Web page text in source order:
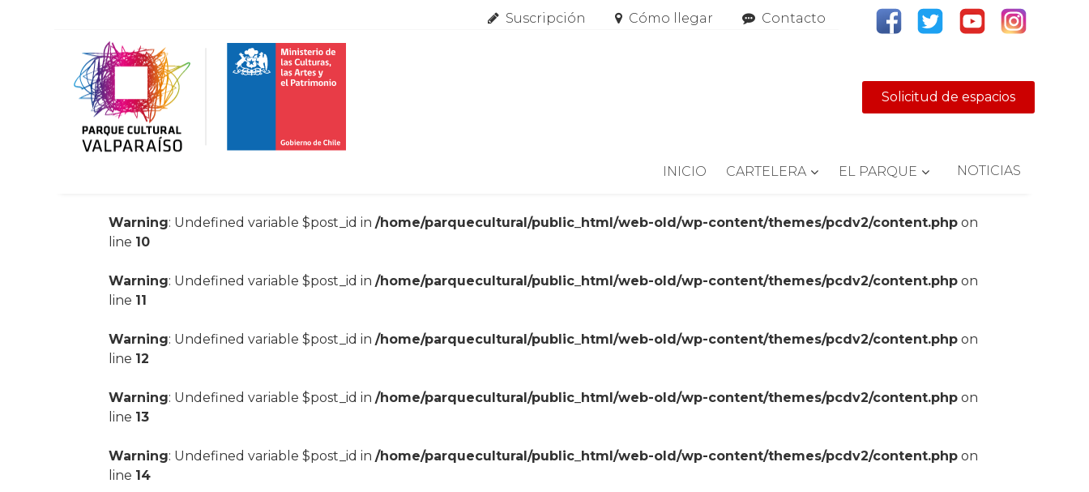
Suscripción Cómo llegar Contacto
Solicitud de espacios
INICIO CARTELERA EL PARQUE NOTICIAS
Warning: Undefined variable $post_id in/home/parquecultural/public_html/web-old/wp-content/themes/pcdv2/content.php on
line 10
Warning: Undefined variable $post_id in/home/parquecultural/public_html/web-old/wp-content/themes/pcdv2/content.php on
line 11
Warning: Undefined variable $post_id in/home/parquecultural/public_html/web-old/wp-content/themes/pcdv2/content.php on
line 12
Warning: Undefined variable $post_id in/home/parquecultural/public_html/web-old/wp-content/themes/pcdv2/content.php on
line 13
Warning: Undefined variable $post_id in/home/parquecultural/public_html/web-old/wp-content/themes/pcdv2/content.php on
line 14